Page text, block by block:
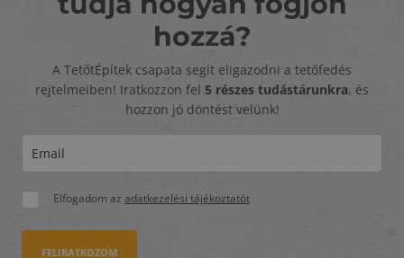
hozzá?
A TetőtÉpítek csapata segít eligazodni a tetőfedés
rejtelmeiben! Iratkozzon fel 5 részes tudástárunkra, és
hozzon jó döntést velünk!
Elfogadom az adatkezelési tájékoztatót
FELIRATKOZOM